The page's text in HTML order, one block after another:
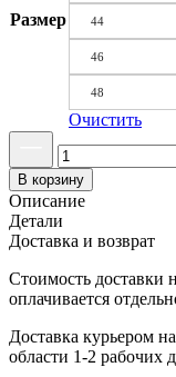
Размер 44
46
48
Очистить
В корзину
Описание
Детали
Доставка и возврат
Стоимость доставки
оплачивается
Доставка курьером
области 1-2 рабочих